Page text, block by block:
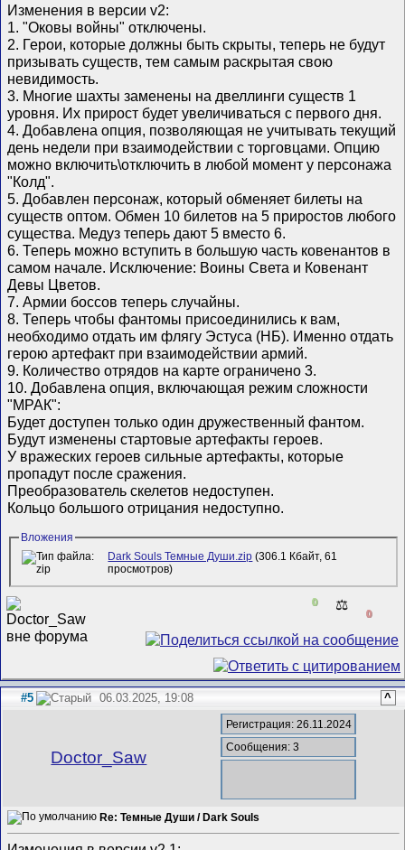
Изменения в версии v2:
1. "Оковы войны" отключены.
2. Герои, которые должны быть скрыты, теперь не будут
призывать существ, тем самым раскрытая свою
невидимость.
3. Многие шахты заменены на двеллинги существ 1
уровня. Их прирост будет увеличиваться с первого дня.
4. Добавлена опция, позволяющая не учитывать текущий
день недели при взаимодействии с торговцами. Опцию
можно включить\отключить в любой момент у персонажа
"Колд".
5. Добавлен персонаж, который обменяет билеты на
существ оптом. Обмен 10 билетов на 5 приростов любого
существа. Медуз теперь дают 5 вместо 6.
6. Теперь можно вступить в большую часть ковенантов в
самом начале. Исключение: Воины Света и Ковенант
Девы Цветов.
7. Армии боссов теперь случайны.
8. Теперь чтобы фантомы присоединились к вам,
необходимо отдать им флягу Эстуса (НБ). Именно отдать
герою артефакт при взаимодействии армий.
9. Количество отрядов на карте ограничено 3.
10. Добавлена опция, включающая режим сложности
"МРАК":
Будет доступен только один дружественный фантом.
Будут изменены стартовые артефакты героев.
У вражеских героев сильные артефакты, которые
пропадут после сражения.
Преобразователь скелетов недоступен.
Кольцо большого отрицания недоступно.
Вложения
Dark Souls Темные Души.zip (306.1 Кбайт, 61
просмотров)
0 ⚖️
0
#5 06.03.2025, 19:08 ^
Doctor_Saw
Регистрация: 26.11.2024
Сообщения: 3
Re: Темные Души / Dark Souls